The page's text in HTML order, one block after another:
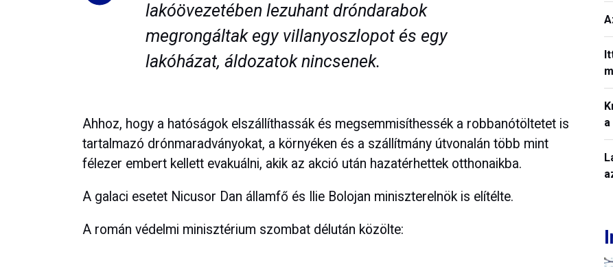
lakóövezetében lezuhant dróndarabok
megrongáltak egy villanyoszlopot és egy
lakóházat, áldozatok nincsenek.
Ahhoz, hogy a hatóságok elszállíthassák és megsemmisíthessék a robbanótöltetet is
tartalmazó drónmaradványokat, a környéken és a szállítmány útvonalán több mint
félezer embert kellett evakuálni, akik az akció után hazatérhettek otthonaikba.
A galaci esetet Nicusor Dan államfő és Ilie Bolojan miniszterelnök is elítélte.
A román védelmi minisztérium szombat délután közölte: